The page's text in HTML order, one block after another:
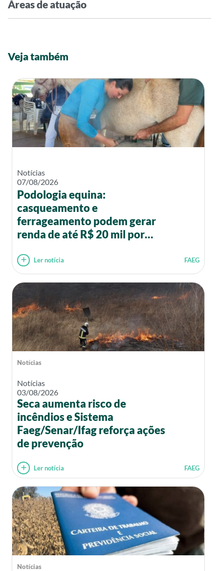
Áreas de atuação
Veja também
Notícias
07/08/2026
Podologia equina:
casqueamento e
ferrageamento podem gerar
renda de até R$ 20 mil por
Ler notícia FAEG
Notícias
Notícias
03/08/2026
Seca aumenta risco de
incêndios e Sistema
Faeg/Senar/Ifag reforça ações
de prevenção
Ler notícia FAEG
Notícias